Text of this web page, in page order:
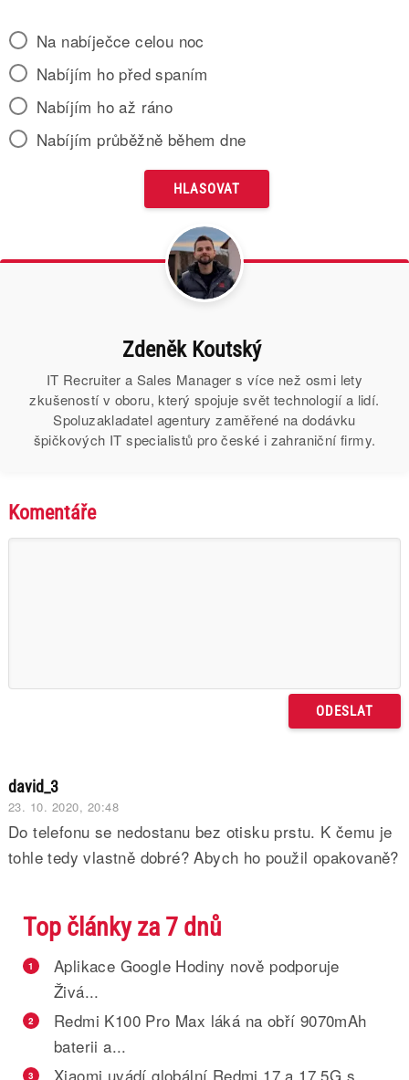
Na nabíječce celou noc
Nabíjím ho před spaním
Nabíjím ho až ráno
Nabíjím průběžně během dne
Zdeněk Koutský
IT Recruiter a Sales Manager s více než osmi lety
zkušeností v oboru, který spojuje svět technologií a lidí.
Spoluzakladatel agentury zaměřené na dodávku
špičkových IT specialistů pro české i zahraniční firmy.
Komentáře
david_3
23. 10. 2020, 20:48
Do telefonu se nedostanu bez otisku prstu. K čemu je
tohle tedy vlastně dobré? Abych ho použil opakovaně?
Top články za 7 dnů
1
Aplikace Google Hodiny nově podporuje
Živá...
2
Redmi K100 Pro Max láká na obří 9070mAh
baterii a...
3
Xiaomi uvádí globální Redmi 17 a 17 5G s